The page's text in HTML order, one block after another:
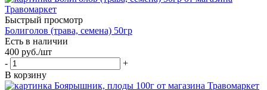
Быстрый просмотр
Болиголов (трава, семена) 50гр
Есть в наличии
400 руб./шт
-
+
В корзину